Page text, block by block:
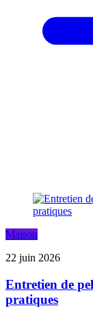
Maison
22 juin 2026
Entretien de
pratiques